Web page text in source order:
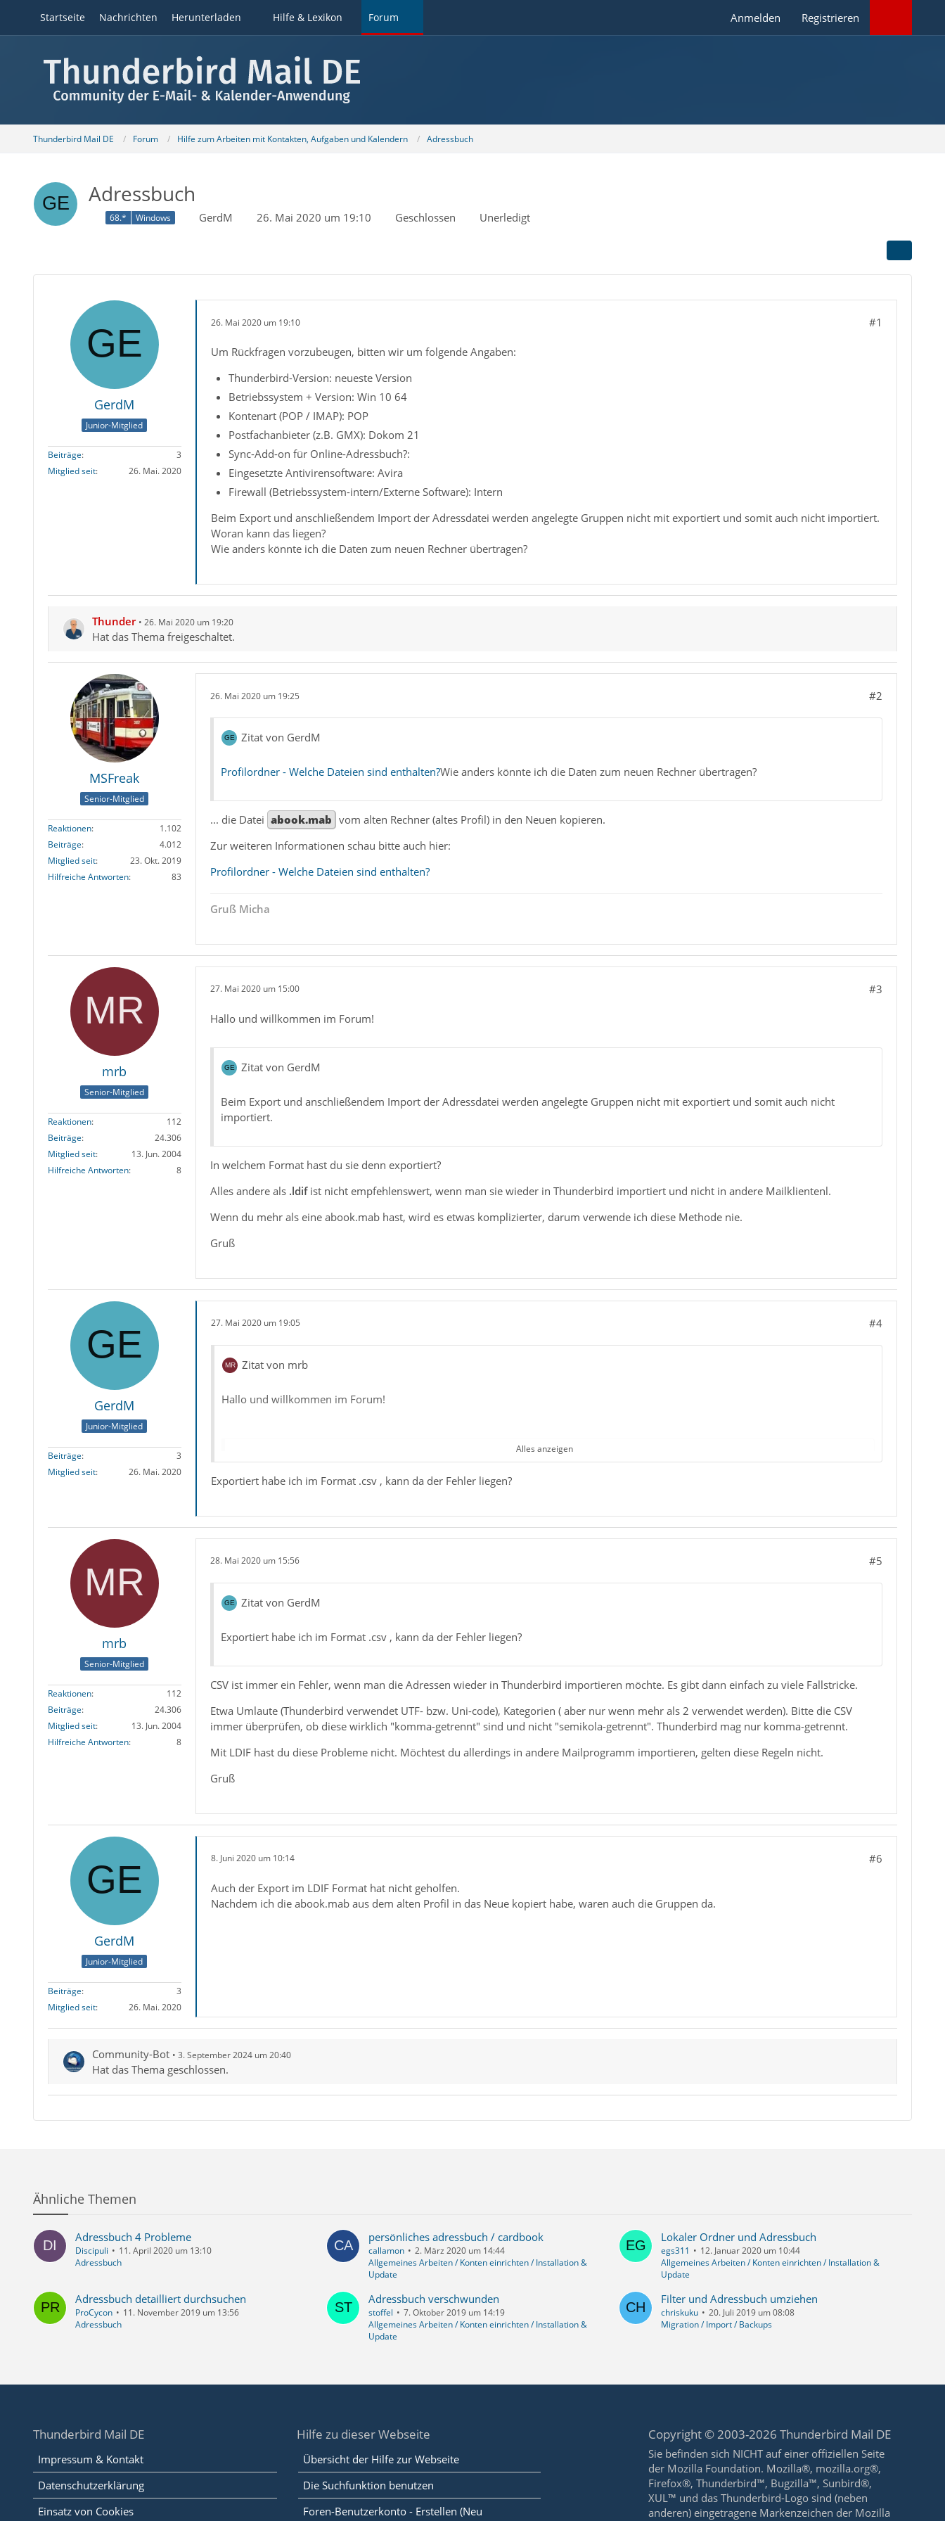
Startseite Nachrichten Herunterladen Hilfe & Lexikon Forum Anmelden Registrieren
Thunderbird Mail DE Forum Hilfe zum Arbeiten mit Kontakten, Aufgaben und Kalendern Adressbuch
Adressbuch
68.* Windows GerdM 26. Mai 2020 um 19:10 Geschlossen Unerledigt
GerdM
Junior-Mitglied
Beiträge
3
Mitglied seit
26. Mai. 2020
26. Mai 2020 um 19:10 #1
Um Rückfragen vorzubeugen, bitten wir um folgende Angaben:
Thunderbird-Version: neueste Version
Betriebssystem + Version: Win 10 64
Kontenart (POP / IMAP): POP
Postfachanbieter (z.B. GMX): Dokom 21
Sync-Add-on für Online-Adressbuch?:
Eingesetzte Antivirensoftware: Avira
Firewall (Betriebssystem-intern/Externe Software): Intern
Beim Export und anschließendem Import der Adressdatei werden angelegte Gruppen nicht mit exportiert und somit auch nicht importiert.
Woran kann das liegen?
Wie anders könnte ich die Daten zum neuen Rechner übertragen?
Thunder 26. Mai 2020 um 19:20
Hat das Thema freigeschaltet.
MSFreak
Senior-Mitglied
Reaktionen
1.102
Beiträge
4.012
Mitglied seit
23. Okt. 2019
Hilfreiche Antworten
83
26. Mai 2020 um 19:25 #2
Zitat von GerdM
Profilordner - Welche Dateien sind enthalten?Wie anders könnte ich die Daten zum neuen Rechner übertragen?
... die Datei abook.mab vom alten Rechner (altes Profil) in den Neuen kopieren.
Zur weiteren Informationen schau bitte auch hier:
Profilordner - Welche Dateien sind enthalten?
Gruß Micha
mrb
Senior-Mitglied
Reaktionen
112
Beiträge
24.306
Mitglied seit
13. Jun. 2004
Hilfreiche Antworten
8
27. Mai 2020 um 15:00 #3
Hallo und willkommen im Forum!
Zitat von GerdM
Beim Export und anschließendem Import der Adressdatei werden angelegte Gruppen nicht mit exportiert und somit auch nicht
importiert.
In welchem Format hast du sie denn exportiert?
Alles andere als.ldif ist nicht empfehlenswert, wenn man sie wieder in Thunderbird importiert und nicht in andere Mailklientenl.
Wenn du mehr als eine abook.mab hast, wird es etwas komplizierter, darum verwende ich diese Methode nie.
Gruß
GerdM
Junior-Mitglied
Beiträge
3
Mitglied seit
26. Mai. 2020
27. Mai 2020 um 19:05 #4
Zitat von mrb
Hallo und willkommen im Forum!
Zitat von GerdM
Beim Export und anschließendem Import der Adressdatei werden angelegte Gruppen nicht mit exportiert und somit auch nicht
In welchem Format hast du sie denn exportiert?
Alles andere als.ldif
Wenn du mehr als eine abook.mab hast, wird es etwas komplizierter, darum verwende ich diese Methode nie.
Alles anzeigen
Exportiert habe ich im Format .csv , kann da der Fehler liegen?
mrb
Senior-Mitglied
Reaktionen
112
Beiträge
24.306
Mitglied seit
13. Jun. 2004
Hilfreiche Antworten
8
28. Mai 2020 um 15:56 #5
Zitat von GerdM
Exportiert habe ich im Format .csv , kann da der Fehler liegen?
CSV ist immer ein Fehler, wenn man die Adressen wieder in Thunderbird importieren möchte. Es gibt dann einfach zu viele Fallstricke.
Etwa Umlaute (Thunderbird verwendet UTF- bzw. Uni-code), Kategorien ( aber nur wenn mehr als 2 verwendet werden). Bitte die CSV
immer überprüfen, ob diese wirklich "komma-getrennt" sind und nicht "semikola-getrennt". Thunderbird mag nur komma-getrennt.
Mit LDIF hast du diese Probleme nicht. Möchtest du allerdings in andere Mailprogramm importieren, gelten diese Regeln nicht.
Gruß
GerdM
Junior-Mitglied
Beiträge
3
Mitglied seit
26. Mai. 2020
8. Juni 2020 um 10:14 #6
Auch der Export im LDIF Format hat nicht geholfen.
Nachdem ich die abook.mab aus dem alten Profil in das Neue kopiert habe, waren auch die Gruppen da.
Community-Bot 3. September 2024 um 20:40
Hat das Thema geschlossen.
Ähnliche Themen
Adressbuch 4 Probleme
Discipuli
11. April 2020 um 13:10
Adressbuch
persönliches adressbuch / cardbook
callamon
2. März 2020 um 14:44
Allgemeines Arbeiten / Konten einrichten / Installation &
Update
Lokaler Ordner und Adressbuch
egs311
12. Januar 2020 um 10:44
Allgemeines Arbeiten / Konten einrichten / Installation &
Update
Adressbuch detailliert durchsuchen
ProCycon
11. November 2019 um 13:56
Adressbuch
Adressbuch verschwunden
stoffel
7. Oktober 2019 um 14:19
Allgemeines Arbeiten / Konten einrichten / Installation &
Update
Filter und Adressbuch umziehen
chriskuku
20. Juli 2019 um 08:08
Migration / Import / Backups
Thunderbird Mail DE
Impressum & Kontakt
Datenschutzerklärung
Einsatz von Cookies
Hilfe zu dieser Webseite
Übersicht der Hilfe zur Webseite
Die Suchfunktion benutzen
Foren-Benutzerkonto - Erstellen (Neu
Copyright © 2003-2026 Thunderbird Mail DE
Sie befinden sich NICHT auf einer offiziellen Seite
der Mozilla Foundation. Mozilla®, mozilla.org®,
Firefox®, Thunderbird™, Bugzilla™, Sunbird®,
XUL™ und das Thunderbird-Logo sind (neben
anderen) eingetragene Markenzeichen der Mozilla